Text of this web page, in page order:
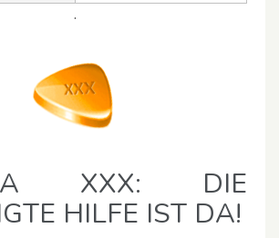
.
XXX: DIE
HILFE IST DA!